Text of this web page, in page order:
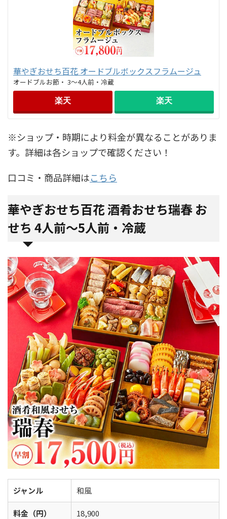
華やぎおせち百花 オードブルボックスフラムージュ
オードブルお節・ 3～4人前・冷蔵
楽天 楽天
※ショップ・時期により料金が異なることがありま
す。詳細は各ショップで確認ください！
口コミ・商品詳細はこちら
華やぎおせち百花 酒肴おせち瑞春 お
せち 4人前～5人前・冷蔵
ジャンル 和風
料金（円） 18,900